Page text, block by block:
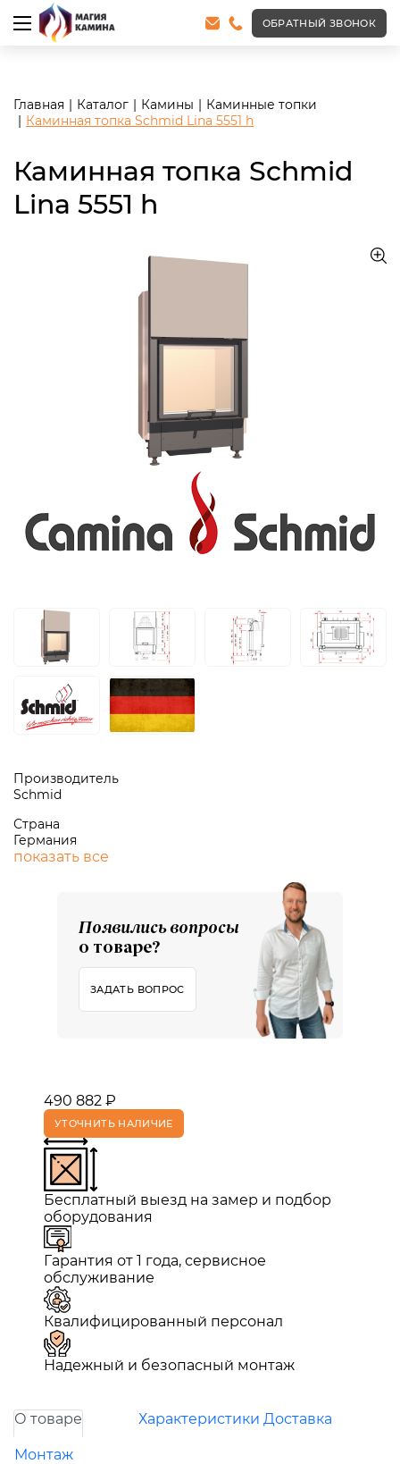
<meta name="robots" content="noindex, follow"/>
ОБРАТНЫЙ ЗВОНОК
Главная Каталог Камины
Каминные топки
Каминная топка Schmid Lina 5551 h
Каминная топка Schmid
Lina 5551 h
Производитель
Schmid
Страна
Германия
показать все
Появились вопросы
о товаре?
ЗАДАТЬ ВОПРОС
490 882 ₽
УТОЧНИТЬ НАЛИЧИЕ
Бесплатный выезд на замер и подбор
оборудования
Гарантия от 1 года, сервисное
обслуживание
Квалифицированный персонал
Надежный и безопасный монтаж
О товаре Характеристики Доставка
Монтаж